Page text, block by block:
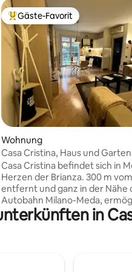
Bewertung: 5 von 5,
Beliebter Gäste-Favorit.
Gäste-Favorit
Wohnung
Casa Cristina, Haus und
Casa Cristina befindet sich in
Herzen der Brianza. 300 m
entfernt und ganz in der Nähe
Autobahn Milano-Meda,
Ihnen, Mailand (20 Minuten
Auto und 30 Minuten mit dem
Parkplätze gegen Gebühr sind
in